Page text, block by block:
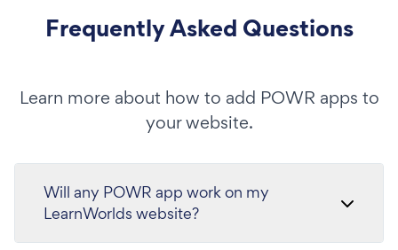
Frequently Asked Questions
Learn more about how to add POWR apps to
your website.
Will any POWR app work on my
LearnWorlds website?